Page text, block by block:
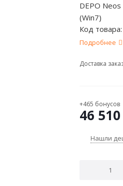
DEPO
(Win7)
Код товара:
Подробнее
Доставка
+465 бонусов
46 510
Нашли